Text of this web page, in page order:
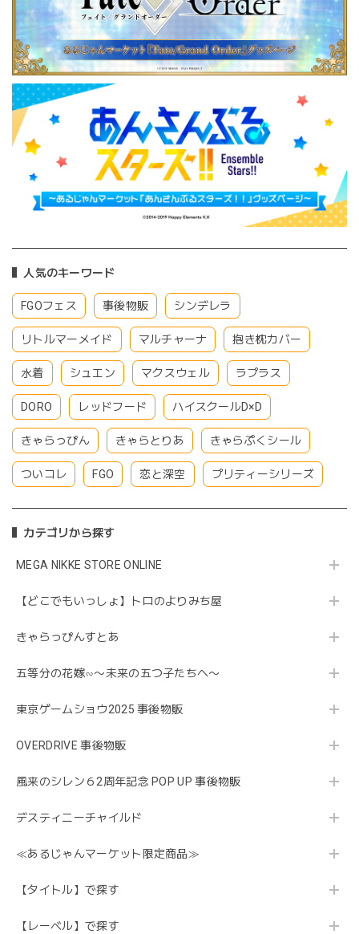
人気のキーワード
FGOフェス 事後物販 シンデレラ
リトルマーメイド マルチャーナ 抱き枕カバー
水着 シュエン マクスウェル ラプラス
DORO レッドフード ハイスクールD×D
きゃらっぴん きゃらとりあ きゃらぷくシール
ついコレ FGO 恋と深空 プリティーシリーズ
カテゴリから探す
MEGA NIKKE STORE ONLINE
【どこでもいっしょ】トロのよりみち屋
きゃらっぴんすとあ
五等分の花嫁∽〜未来の五つ子たちへ〜
東京ゲームショウ2025 事後物販
OVERDRIVE 事後物販
風来のシレン６2周年記念 POP UP 事後物販
デスティニーチャイルド
≪あるじゃんマーケット限定商品≫
【タイトル】で探す
【レーベル】で探す